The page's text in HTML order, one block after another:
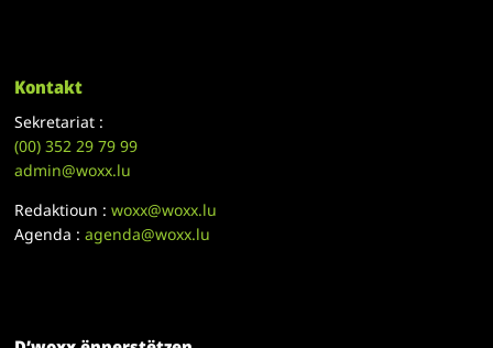
Kontakt
Sekretariat :
(00)352 29 79 99
admin@woxx.lu
Redaktioun :woxx@woxx.lu
Agenda :agenda@woxx.lu